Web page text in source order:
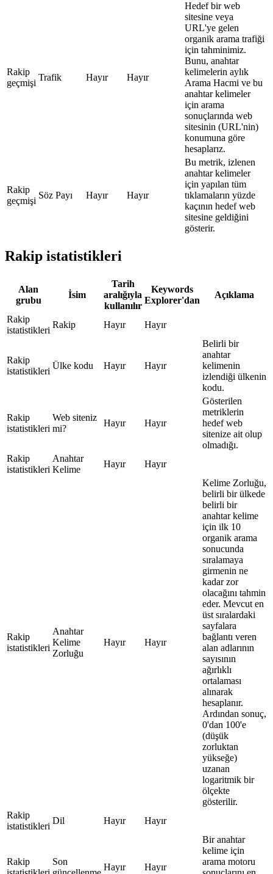
Rakip
geçmişi
Trafik Hayır Hayır
Hedef bir web
sitesine veya
URL'ye gelen
organik arama trafiği
için tahminimiz.
Bunu, anahtar
kelimelerin aylık
Arama Hacmi ve bu
anahtar kelimeler
için arama
sonuçlarında web
sitesinin (URL'nin)
konumuna göre
hesaplarız.
Rakip
geçmişi
Söz Payı Hayır Hayır
Bu metrik, izlenen
anahtar kelimeler
için yapılan tüm
tıklamaların yüzde
kaçının hedef web
sitesine geldiğini
gösterir.
Rakip istatistikleri
Alan
grubu
İsim
Tarih
aralığıyla
kullanılır
Keywords
Explorer'dan
Açıklama
Rakip
istatistikleri
Rakip Hayır Hayır
Rakip
istatistikleri
Ülke kodu Hayır Hayır
Belirli bir
anahtar
kelimenin
izlendiği ülkenin
kodu.
Rakip
istatistikleri
Web siteniz
mi?
Hayır Hayır
Gösterilen
metriklerin
hedef web
sitenize ait olup
olmadığı.
Rakip
istatistikleri
Anahtar
Kelime
Hayır Hayır
Rakip
istatistikleri
Anahtar
Kelime
Zorluğu
Hayır Hayır
Kelime Zorluğu,
belirli bir ülkede
belirli bir
anahtar kelime
için ilk 10
organik arama
sonucunda
sıralamaya
girmenin ne
kadar zor
olacağını tahmin
eder. Mevcut en
üst sıralardaki
sayfalara
bağlantı veren
alan adlarının
sayısının
ağırlıklı
ortalaması
alınarak
hesaplanır.
Ardından sonuç,
0'dan 100'e
(düşük
zorluktan
yükseğe)
uzanan
logaritmik bir
ölçekte
gösterilir.
Rakip
istatistikleri
Dil Hayır Hayır
Rakip
Son
Hayır Hayır
Bir anahtar
kelime için
arama motoru